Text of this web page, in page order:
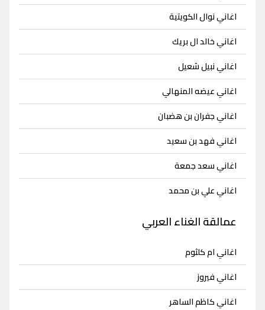
اغاني نوال الكويتية
اغاني خالد ال بريك
اغاني نبيل شعيل
اغاني عيضه المنهالي
اغاني جفران بن هضبان
اغاني فهد بن سعيد
اغاني سعد جمعة
اغاني علي بن محمد
عمالقة الغناء العربي
اغاني ام كلثوم
اغاني فيروز
اغاني كاظم الساهر